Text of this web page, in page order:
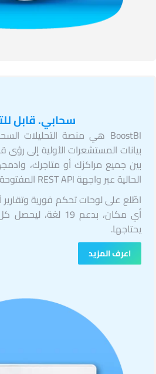
سحابي. قابل
بيانات المستشعرات الأولية إلى رؤى
بين جميع مراكزك أو متاجرك،
الحالية عبر واجهة REST API المفتوحة.
اطّلع على لوحات تحكم فورية
أي مكان، بدعم 19
يحتاجها.
اعرف المزيد